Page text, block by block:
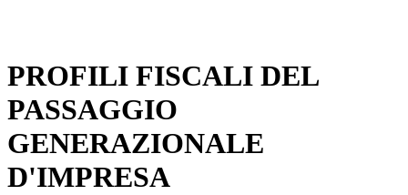
PROFILI FISCALI DEL
PASSAGGIO
GENERAZIONALE
D'IMPRESA